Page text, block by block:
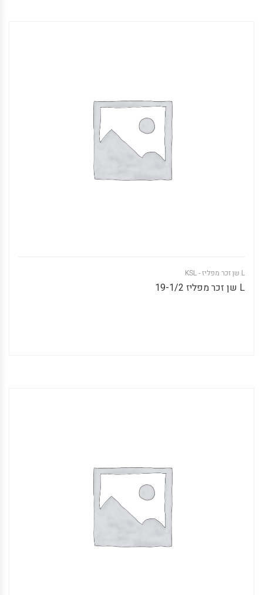
L שן זכר מפליז - KSL
L שן זכר מפליז 19-1/2